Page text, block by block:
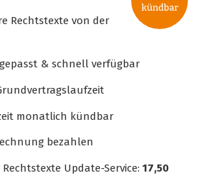
Rechtstexte von der
& schnell verfügbar
monatlich kündbar
bezahlen
Update-Service: 17,50